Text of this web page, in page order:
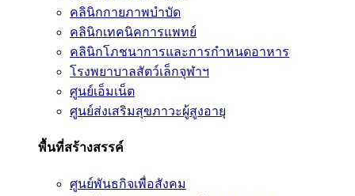
คลินิกกายภาพบำบัด
คลินิกเทคนิคการแพทย์
คลินิกโภชนาการและการกำหนดอาหาร
โรงพยาบาลสัตว์เล็กจุฬาฯ
ศูนย์เอ็มเน็ต
ศูนย์ส่งเสริมสุขภาวะผู้สูงอายุ
พื้นที่สร้างสรรค์
ศูนย์พันธกิจเพื่อสังคม